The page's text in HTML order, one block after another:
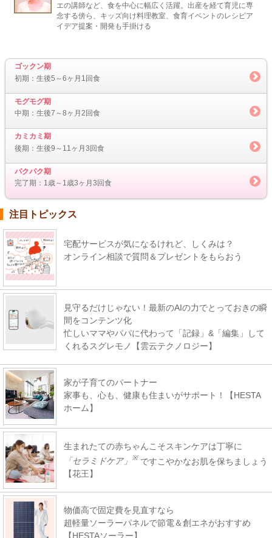
エの講師など、食を中心に幅広く活躍。出産を経て育児に専
念する傍ら、キッズ向け料理教室、食育イベントのレシピア
イデア提案・開発も手掛ける
ゴックン期
初期：生後5～6ヶ月1回食
モグモグ期
中期：生後7～8ヶ月2回食
カミカミ期
後期：生後9～11ヶ月3回食
パクパク期
完了期：1歳～1歳3ヶ月3回食
注目トピックス
宅配サービスが気になるけれど、しくみは？
オンライン相談で質問＆プレゼントをもらおう
見守るだけじゃない！最新のAIの力でとっておきの瞬
間をコンテンツ化
忙しいママやパパに代わって「記録」&「編集」して
くれるスグレモノ【雲云テクノロジー】
家が子育てのパートナー
家事も、心も、健康も住まいがサポート！【HESTA
ホーム】
生まれたての赤ちゃんこそスキンケアは丁寧に
「セラミドケア」
※ ですこやかなお肌を保ちましょう
【花王】
物価高で固定費を見直すなら
超軽量ソーラーパネルで節電＆創エネがおすすめ
【HESTAソーラー】